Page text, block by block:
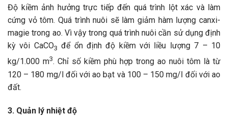
Độ kiềm ảnh hưởng trực tiếp đến quá trình lột xác và làm
cứng vỏ tôm. Quá trình nuôi sẽ làm giảm hàm lượng canxi-
magie trong ao. Vì vậy trong quá trình nuôi cần sử dụng định
kỳ vôi CaCO3 để ổn định độ kiềm với liều lượng 7 – 10
kg/1.000 m3. Chỉ số kiềm phù hợp trong ao nuôi tôm là từ
120 – 180 mg/l đối với ao bạt và 100 – 150 mg/l đối với ao
đất.
3. Quản lý nhiệt độ